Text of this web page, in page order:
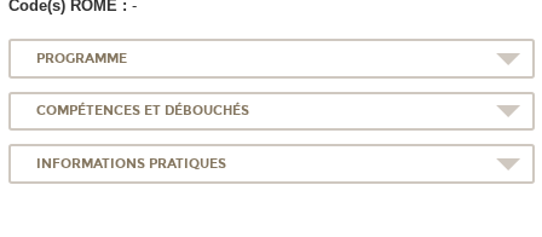
Code(s) ROME : -
PROGRAMME
COMPÉTENCES ET DÉBOUCHÉS
INFORMATIONS PRATIQUES